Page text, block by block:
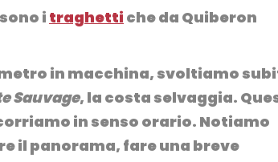
i traghetti che da Quiberon
in macchina, svoltiamo
Sauvage, la costa selvaggia.
in senso orario. Notiamo
il panorama, fare una breve